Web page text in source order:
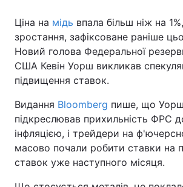
Ціна на мідь впала більш ніж на
зростання, зафіксоване раніше
Новий голова Федеральної
США Кевін Уорш викликав
підвищення ставок.
Видання Bloomberg пише, що
підкреслював прихильність ФРС
інфляцією, і трейдери на
масово почали робити ставки на
ставок уже наступного місяця.